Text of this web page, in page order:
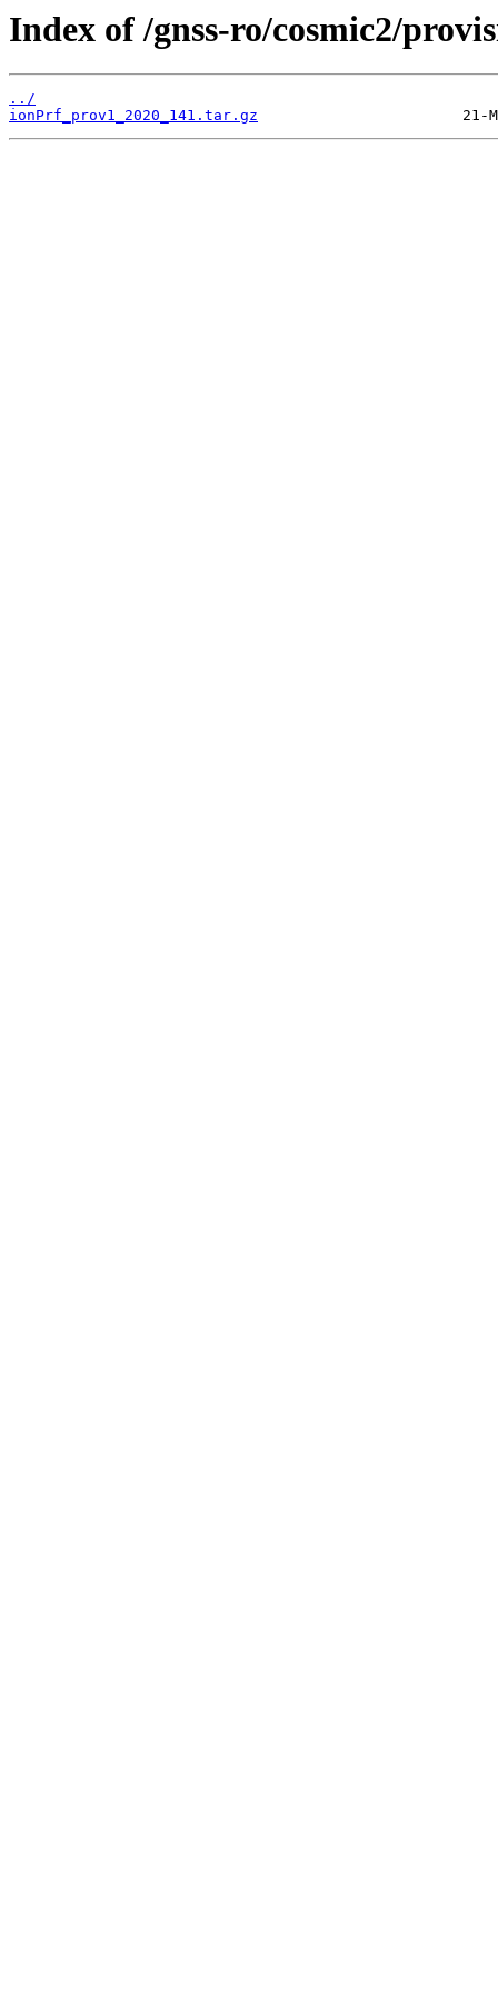
Index of /gnss-ro/cosmic2/
../
ionPrf_prov1_2020_141.tar.gz